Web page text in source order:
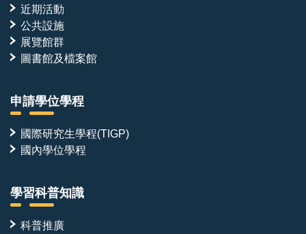
近期活動
公共設施
展覽館群
圖書館及檔案館
申請學位學程
國際研究生學程(TIGP)
國內學位學程
學習科普知識
科普推廣